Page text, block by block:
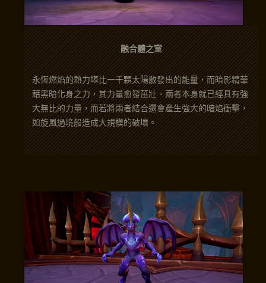
融合體之室
永恆燃焰的熱力堪比一千顆太陽散發出的能量，而暗影精華
藉黑暗化身之力，其力量愈發茁壯。兩者本身就已經具有強
大無比的力量，而若將兩者結合還會產生強大的暗焰衝擊，
如旋風過境般造成大規模的破壞。